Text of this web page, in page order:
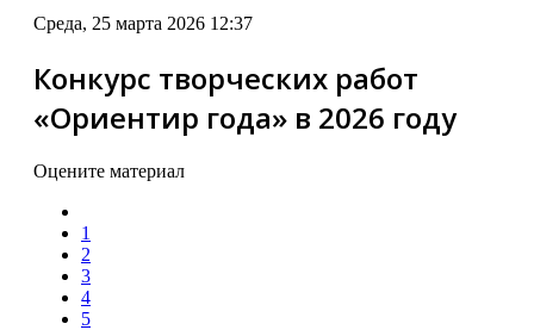
Среда, 25 марта 2026 12:37
Конкурс творческих работ
«Ориентир года» в 2026 году
Оцените материал
1
2
3
4
5